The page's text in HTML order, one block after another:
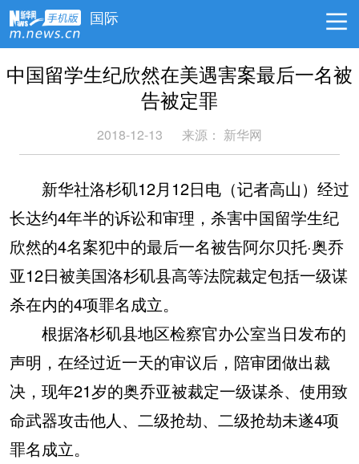
国际
中国留学生纪欣然在美遇害案最后一名被
告被定罪
2018-12-13 来源： 新华网
新华社洛杉矶12月12日电（记者高山）经过
长达约4年半的诉讼和审理，杀害中国留学生纪
欣然的4名案犯中的最后一名被告阿尔贝托·奥乔
亚12日被美国洛杉矶县高等法院裁定包括一级谋
杀在内的4项罪名成立。
根据洛杉矶县地区检察官办公室当日发布的
声明，在经过近一天的审议后，陪审团做出裁
决，现年21岁的奥乔亚被裁定一级谋杀、使用致
命武器攻击他人、二级抢劫、二级抢劫未遂4项
罪名成立。